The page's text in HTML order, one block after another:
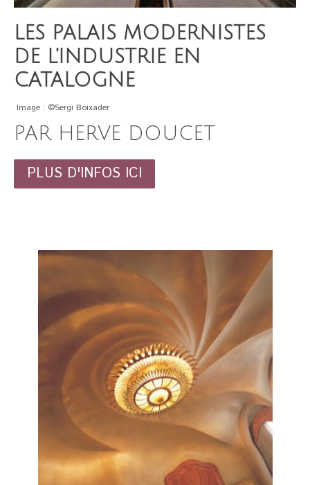
LES PALAIS MODERNISTES
DE L'INDUSTRIE EN
CATALOGNE
Image : ©Sergi Boixader
PAR HERVE DOUCET
PLUS D'INFOS ICI